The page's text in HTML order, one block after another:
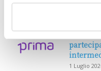
Notizie
Prima
1 Luglio